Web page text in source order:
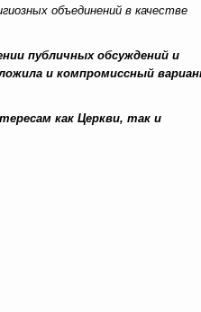
объединений в качестве
публичных обсуждений и
и компромиссный
как Церкви, так и